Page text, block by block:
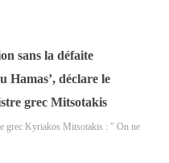
sans la défaite
Hamas’, déclare le
grec Mitsotakis
grec Kyriakos Mitsotakis : " On ne